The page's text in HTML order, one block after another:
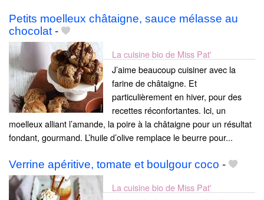
Petits moelleux châtaigne, sauce mélasse au
chocolat-
La cuisine bio de Miss Pat'
J’aime beaucoup cuisiner avec la
farine de châtaigne. Et
particulièrement en hiver, pour des
recettes réconfortantes. Ici, un
moelleux alliant l’amande, la poire à la châtaigne pour un résultat
fondant, gourmand. L’huile d’olive remplace le beurre pour...
Verrine apéritive, tomate et boulgour coco -
La cuisine bio de Miss Pat'